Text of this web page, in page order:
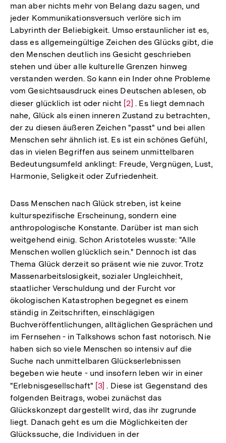
Auflösung
der
Fußnote
man aber nichts mehr von Belang dazu sagen, und
jeder Kommunikationsversuch verlöre sich im
Labyrinth der Beliebigkeit. Umso erstaunlicher ist es,
dass es allgemeingültige Zeichen des Glücks gibt, die
den Menschen deutlich ins Gesicht geschrieben
stehen und über alle kulturelle Grenzen hinweg
verstanden werden. So kann ein Inder ohne Probleme
vom Gesichtsausdruck eines Deutschen ablesen, ob
dieser glücklich ist oder nicht Zur
Auflösung
der
Fußnote
[2] . Es liegt demnach
nahe, Glück als einen inneren Zustand zu betrachten,
der zu diesen äußeren Zeichen "passt" und bei allen
Menschen sehr ähnlich ist. Es ist ein schönes Gefühl,
das in vielen Begriffen aus seinem unmittelbaren
Bedeutungsumfeld anklingt: Freude, Vergnügen, Lust,
Harmonie, Seligkeit oder Zufriedenheit.
Dass Menschen nach Glück streben, ist keine
kulturspezifische Erscheinung, sondern eine
anthropologische Konstante. Darüber ist man sich
weitgehend einig. Schon Aristoteles wusste: "Alle
Menschen wollen glücklich sein." Dennoch ist das
Thema Glück derzeit so präsent wie nie zuvor. Trotz
Massenarbeitslosigkeit, sozialer Ungleichheit,
staatlicher Verschuldung und der Furcht vor
ökologischen Katastrophen begegnet es einem
ständig in Zeitschriften, einschlägigen
Buchveröffentlichungen, alltäglichen Gesprächen und
im Fernsehen - in Talkshows schon fast notorisch. Nie
haben sich so viele Menschen so intensiv auf die
Suche nach unmittelbaren Glückserlebnissen
begeben wie heute - und insofern leben wir in einer
"Erlebnisgesellschaft" Zur
Auflösung
der
Fußnote
[3] . Diese ist Gegenstand des
folgenden Beitrags, wobei zunächst das
Glückskonzept dargestellt wird, das ihr zugrunde
liegt. Danach geht es um die Möglichkeiten der
Glückssuche, die Individuen in der